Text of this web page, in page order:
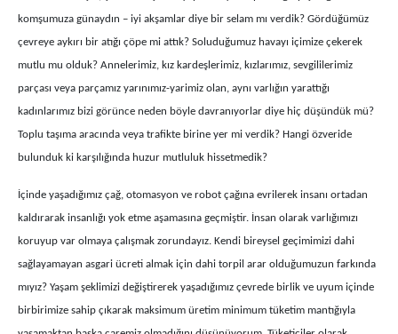
komşumuza günaydın – iyi akşamlar diye bir selam mı verdik? Gördüğümüz
çevreye aykırı bir atığı çöpe mi attık? Soluduğumuz havayı içimize çekerek
mutlu mu olduk? Annelerimiz, kız kardeşlerimiz, kızlarımız, sevgililerimiz
parçası veya parçamız yarınımız-yarimiz olan, aynı varlığın yarattığı
kadınlarımız bizi görünce neden böyle davranıyorlar diye hiç düşündük mü?
Toplu taşıma aracında veya trafikte birine yer mi verdik? Hangi özveride
bulunduk ki karşılığında huzur mutluluk hissetmedik?
İçinde yaşadığımız çağ, otomasyon ve robot çağına evrilerek insanı ortadan
kaldırarak insanlığı yok etme aşamasına geçmiştir. İnsan olarak varlığımızı
koruyup var olmaya çalışmak zorundayız. Kendi bireysel geçimimizi dahi
sağlayamayan asgari ücreti almak için dahi torpil arar olduğumuzun farkında
mıyız? Yaşam şeklimizi değiştirerek yaşadığımız çevrede birlik ve uyum içinde
birbirimize sahip çıkarak maksimum üretim minimum tüketim mantığıyla